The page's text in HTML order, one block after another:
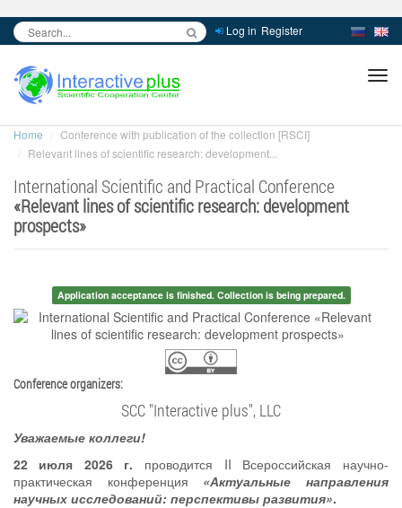
Log in Register
Home
Conference with publication of the collection [RSCI]
Relevant lines of scientific research: development...
International Scientific and Practical Conference
«Relevant lines of scientific research: development
prospects»
Application acceptance is finished. Collection is being prepared.
Conference organizers:
SCC "Interactive plus", LLC
Уважаемые коллеги!
22 июля 2026 г. проводится II Всероссийская научно-
практическая конференция «Актуальные направления
научных исследований: перспективы развития».